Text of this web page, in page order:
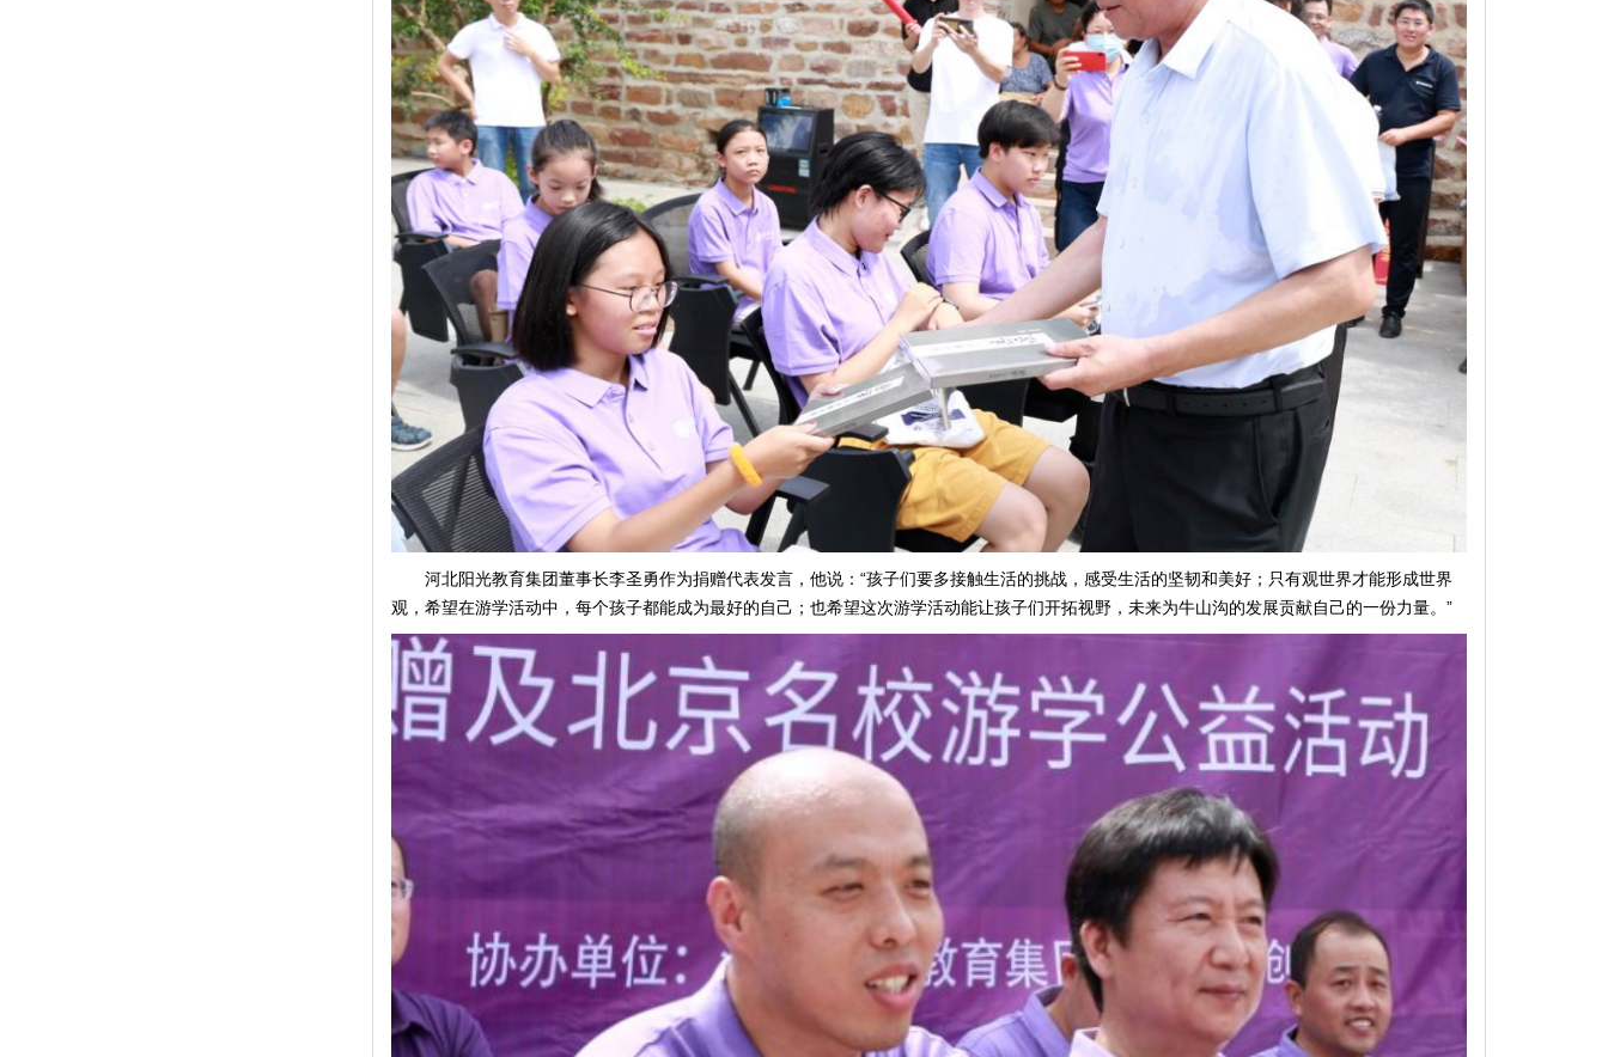
河北阳光教育集团董事长李圣勇作为捐赠代表发言，他说：“孩子们要多接触生活的挑战，感受生活的坚韧和美好；只有观世界才能形成世界
观，希望在游学活动中，每个孩子都能成为最好的自己；也希望这次游学活动能让孩子们开拓视野，未来为牛山沟的发展贡献自己的一份力量。”